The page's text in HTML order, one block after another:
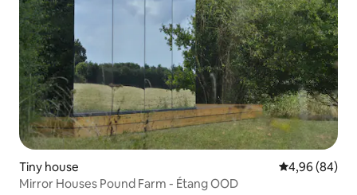
Tiny house Évaluation
4,96 (84)
Mirror Houses Pound Farm - Étang OOD